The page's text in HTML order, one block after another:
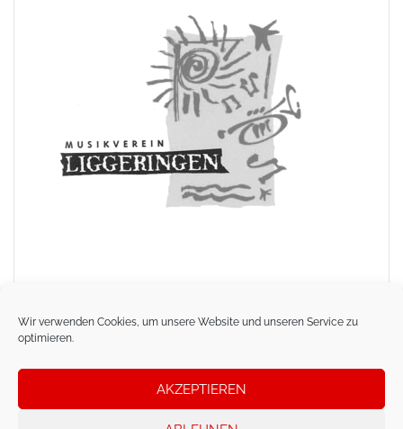
Wir verwenden Cookies, um unsere Website und unseren Service zu
optimieren.
AKZEPTIEREN